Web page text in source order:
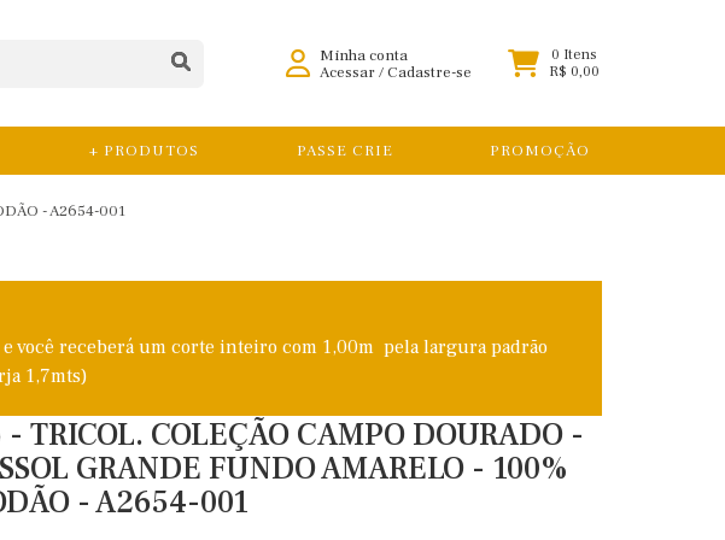
Minha conta
Acessar/Cadastre-se
0 Itens
R$ 0,00
+ PRODUTOS PASSE CRIE PROMOÇÃO
- A2654-001
você receberá um corte inteiro com 1,00m pela largura padrão
1,7mts)
TRICOL. COLEÇÃO CAMPO DOURADO -
GRANDE FUNDO AMARELO - 100%
- A2654-001